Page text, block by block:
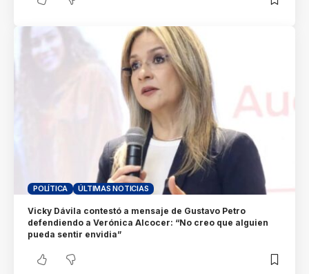
POLÍTICA ÚLTIMAS NOTICIAS
Vicky Dávila contestó a mensaje de Gustavo Petro
defendiendo a Verónica Alcocer: “No creo que alguien
pueda sentir envidia”